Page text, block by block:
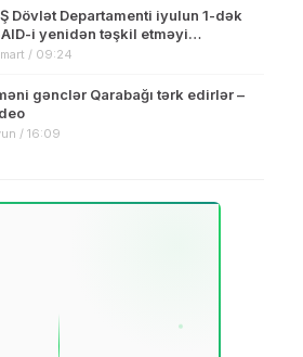
Dövlət Departamenti iyulun 1-dək
i yenidən təşkil etməyi
/ 09:24
gənclər Qarabağı tərk edirlər –
/ 16:09